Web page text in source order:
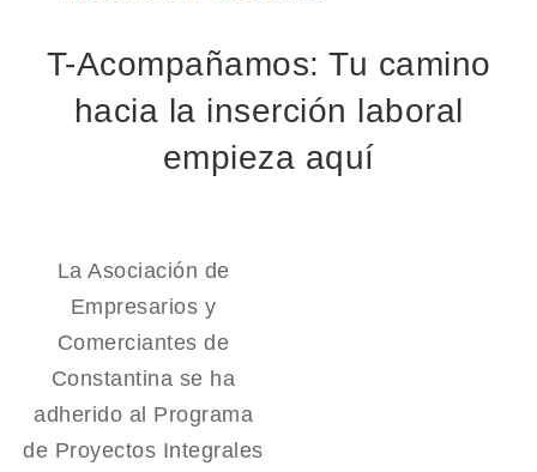
T-Acompañamos: Tu camino
hacia la inserción laboral
empieza aquí
La Asociación de
Empresarios y
Comerciantes de
Constantina se ha
adherido al Programa
de Proyectos Integrales